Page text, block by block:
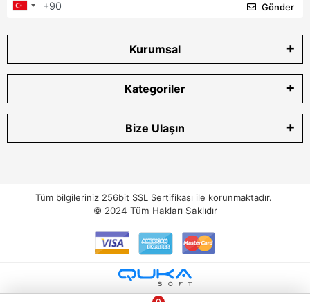
Gönder
Kurumsal
Kategoriler
Bize Ulaşın
Tüm bilgileriniz 256bit SSL Sertifikası ile korunmaktadır.
© 2024 Tüm Hakları Saklıdır